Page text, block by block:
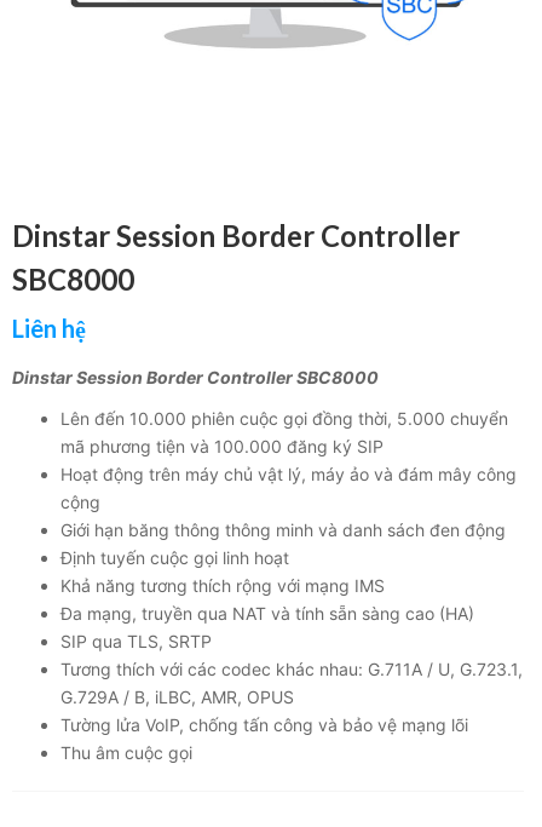
Dinstar Session Border Controller
SBC8000
Liên hệ
Dinstar Session Border Controller SBC8000
Lên đến 10.000 phiên cuộc gọi đồng thời, 5.000 chuyển
mã phương tiện và 100.000 đăng ký SIP
Hoạt động trên máy chủ vật lý, máy ảo và đám mây công
cộng
Giới hạn băng thông thông minh và danh sách đen động
Định tuyến cuộc gọi linh hoạt
Khả năng tương thích rộng với mạng IMS
Đa mạng, truyền qua NAT và tính sẵn sàng cao (HA)
SIP qua TLS, SRTP
Tương thích với các codec khác nhau: G.711A / U, G.723.1,
G.729A / B, iLBC, AMR, OPUS
Tường lửa VoIP, chống tấn công và bảo vệ mạng lõi
Thu âm cuộc gọi